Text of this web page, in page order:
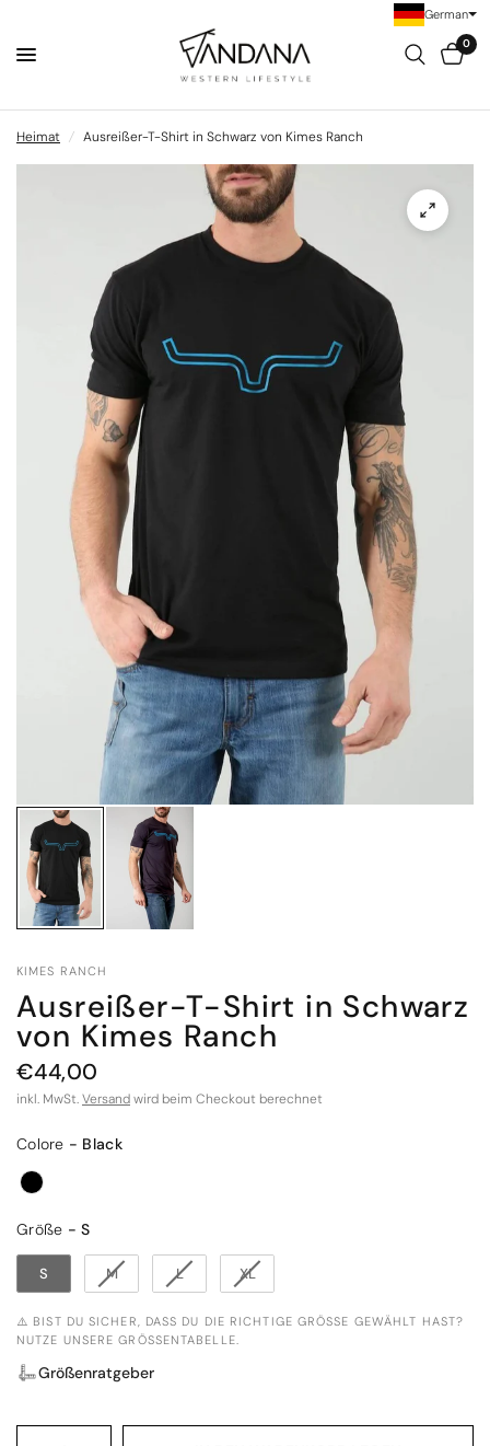
0
Heimat / Ausreißer-T-Shirt in Schwarz von Kimes Ranch
KIMES RANCH
Ausreißer-T-Shirt in Schwarz
von Kimes Ranch
€44,00
inkl. MwSt.Versandwird beim Checkout berechnet
Colore
Colore - Black
Größe - SGröße
S M L XL
⚠️ BIST DU SICHER, DASS DU DIE RICHTIGE GRÖSSE GEWÄHLT HAST? N
UTZE UNSERE GRÖSSENTABELLE.
Größenratgeber
German